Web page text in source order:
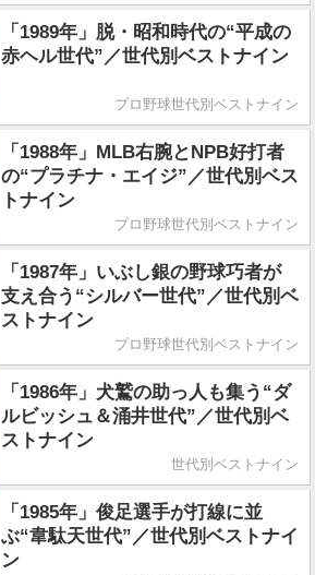
「1989年」脱・昭和時代の“平成の
赤ヘル世代”／世代別ベストナイン
プロ野球世代別ベストナイン
「1988年」MLB右腕とNPB好打者
の“プラチナ・エイジ”／世代別ベス
トナイン
プロ野球世代別ベストナイン
「1987年」いぶし銀の野球巧者が
支え合う“シルバー世代”／世代別ベ
ストナイン
プロ野球世代別ベストナイン
「1986年」犬鷲の助っ人も集う“ダ
ルビッシュ＆涌井世代”／世代別ベ
ストナイン
世代別ベストナイン
「1985年」俊足選手が打線に並
ぶ“韋駄天世代”／世代別ベストナイ
ン